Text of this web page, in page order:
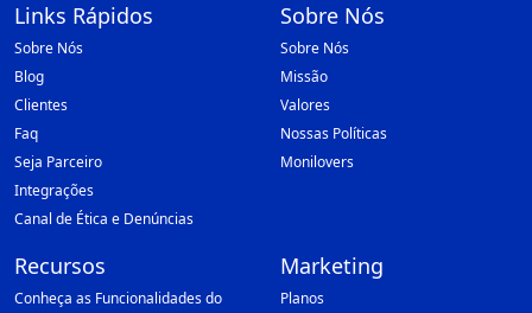
Links Rápidos
Sobre Nós
Blog
Clientes
Faq
Seja Parceiro
Integrações
Canal de Ética e Denúncias
Sobre Nós
Sobre Nós
Missão
Valores
Nossas Políticas
Monilovers
Recursos
Conheça as Funcionalidades do
Marketing
Planos